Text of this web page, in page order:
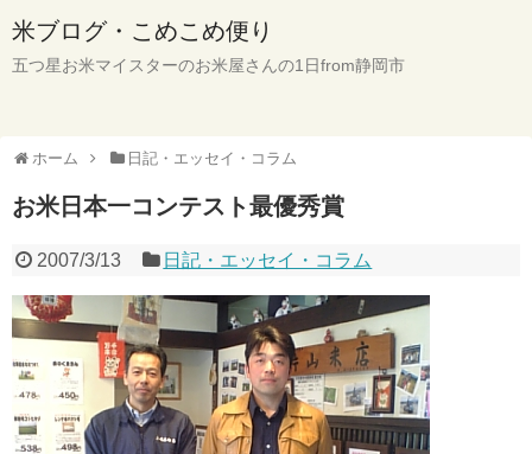
米ブログ・こめこめ便り
五つ星お米マイスターのお米屋さんの1日from静岡市
ホーム 日記・エッセイ・コラム
お米日本一コンテスト最優秀賞
2007/3/13 日記・エッセイ・コラム